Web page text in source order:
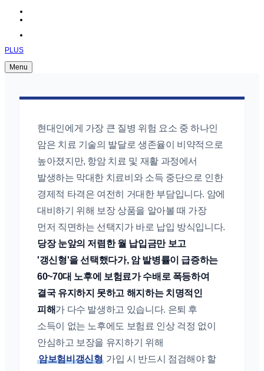
PLUS
Menu
현대인에게 가장 큰 질병 위험 요소 중 하나인
암은 치료 기술의 발달로 생존율이 비약적으로
높아졌지만, 항암 치료 및 재활 과정에서
발생하는 막대한 치료비와 소득 중단으로 인한
경제적 타격은 여전히 거대한 부담입니다. 암에
대비하기 위해 보장 상품을 알아볼 때 가장
먼저 직면하는 선택지가 바로 납입 방식입니다.
당장 눈앞의 저렴한 월 납입금만 보고
'갱신형'을 선택했다가, 암 발병률이 급증하는
60~70대 노후에 보험료가 수배로 폭등하여
결국 유지하지 못하고 해지하는 치명적인
피해가 다수 발생하고 있습니다. 은퇴 후
소득이 없는 노후에도 보험료 인상 걱정 없이
안심하고 보장을 유지하기 위해
암보험비갱신형 가입 시 반드시 점검해야 할